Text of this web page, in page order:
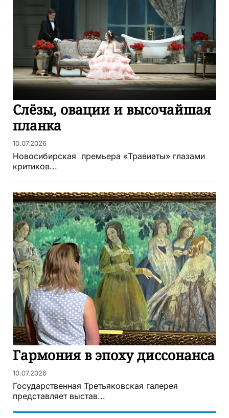
Слёзы, овации и высочайшая
планка
10.07.2026
Новосибирская премьера «Травиаты» глазами
критиков...
Гармония в эпоху диссонанса
10.07.2026
Государственная Третьяковская галерея
представляет выстав...